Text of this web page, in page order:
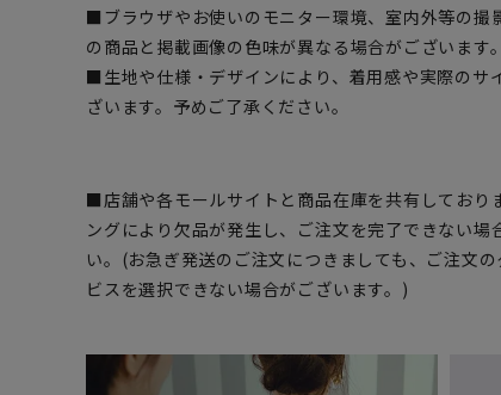
■ブラウザやお使いのモニター環境、室内外等の撮
の商品と掲載画像の色味が異なる場合がございます。
■生地や仕様・デザインにより、着用感や実際のサ
ざいます。予めご了承ください。
■店舗や各モールサイトと商品在庫を共有しており
ングにより欠品が発生し、ご注文を完了できない場
い。(お急ぎ発送のご注文につきましても、ご注文
ビスを選択できない場合がございます。)